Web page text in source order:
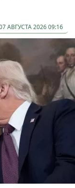
АВГУСТА 2026 09:16